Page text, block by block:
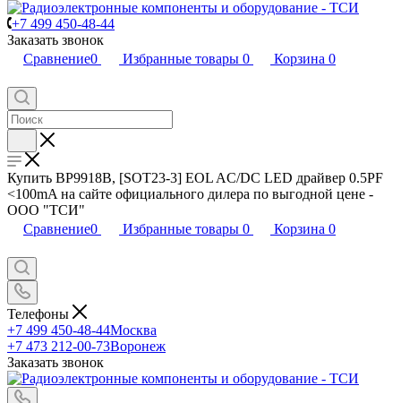
+7 499 450-48-44
Заказать звонок
Сравнение0 Избранные товары 0 Корзина 0
Купить BP9918B, [SOT23-3] EOL AC/DC LED драйвер 0.5PF
<100mA на сайте официального дилера по выгодной цене -
ООО "ТСИ"
Сравнение0 Избранные товары 0 Корзина 0
Телефоны
+7 499 450-48-44Москва
+7 473 212-00-73Воронеж
Заказать звонок